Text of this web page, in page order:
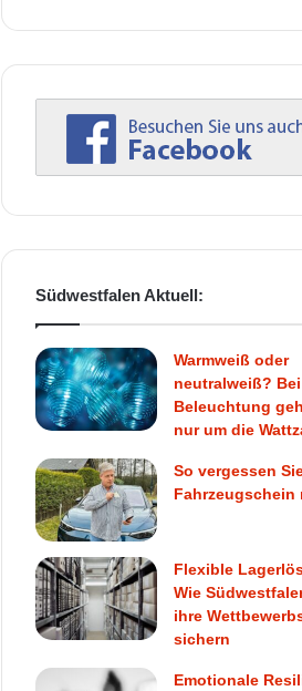
Südwestfalen Aktuell:
Warmweiß oder
neutralweiß? Bei
Beleuchtung
nur um die
So vergessen
Fahrzeugschein
Flexible
Wie
ihre
sichern
Emotionale